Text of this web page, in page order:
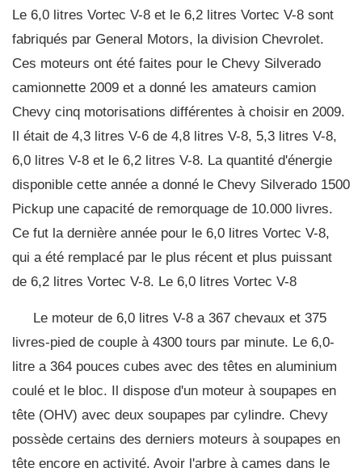
Le 6,0 litres Vortec V-8 et le 6,2 litres Vortec V-8 sont
fabriqués par General Motors, la division Chevrolet.
Ces moteurs ont été faites pour le Chevy Silverado
camionnette 2009 et a donné les amateurs camion
Chevy cinq motorisations différentes à choisir en 2009.
Il était de 4,3 litres V-6 de 4,8 litres V-8, 5,3 litres V-8,
6,0 litres V-8 et le 6,2 litres V-8. La quantité d'énergie
disponible cette année a donné le Chevy Silverado 1500
Pickup une capacité de remorquage de 10.000 livres.
Ce fut la dernière année pour le 6,0 litres Vortec V-8,
qui a été remplacé par le plus récent et plus puissant
de 6,2 litres Vortec V-8. Le 6,0 litres Vortec V-8
Le moteur de 6,0 litres V-8 a 367 chevaux et 375
livres-pied de couple à 4300 tours par minute. Le 6,0-
litre a 364 pouces cubes avec des têtes en aluminium
coulé et le bloc. Il dispose d'un moteur à soupapes en
tête (OHV) avec deux soupapes par cylindre. Chevy
possède certains des derniers moteurs à soupapes en
tête encore en activité. Avoir l'arbre à cames dans le